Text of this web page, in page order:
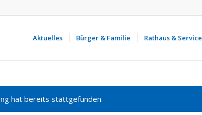
Aktuelles Bürger & Familie Rathaus & Service
hat bereits stattgefunden.